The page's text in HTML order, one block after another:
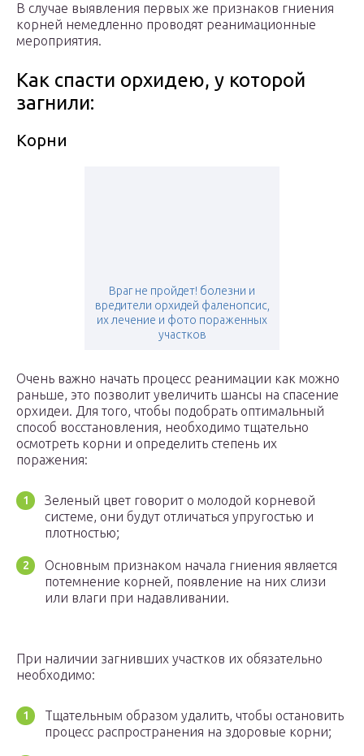
В случае выявления первых же признаков гниения
корней немедленно проводят реанимационные
мероприятия.
Как спасти орхидею, у которой
загнили:
Корни
Враг не пройдет! болезни и
вредители орхидей фаленопсис,
их лечение и фото пораженных
участков
Очень важно начать процесс реанимации как можно
раньше, это позволит увеличить шансы на спасение
орхидеи. Для того, чтобы подобрать оптимальный
способ восстановления, необходимо тщательно
осмотреть корни и определить степень их
поражения:
Зеленый цвет говорит о молодой корневой
системе, они будут отличаться упругостью и
плотностью;
Основным признаком начала гниения является
потемнение корней, появление на них слизи
или влаги при надавливании.
При наличии загнивших участков их обязательно
необходимо:
Тщательным образом удалить, чтобы остановить
процесс распространения на здоровые корни;